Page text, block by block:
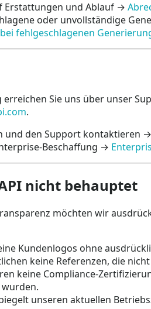
Erstattungen und Ablauf →
oder unvollständige
fehlgeschlagenen
Sie uns über unser
.
und den Support kontaktieren →
Beschaffung →
nicht behauptet
möchten wir
Kundenlogos ohne
keine Referenzen, die
keine Compliance-
unseren aktuellen